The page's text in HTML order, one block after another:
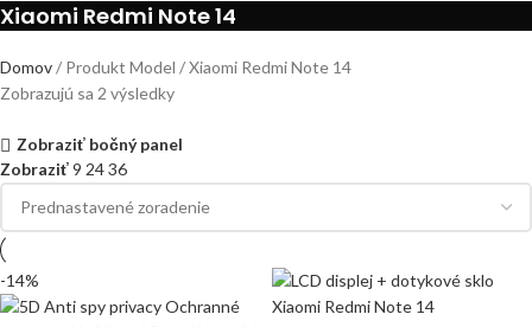
Xiaomi Redmi Note 14
Domov Produkt Model
Xiaomi Redmi Note 14
Zobrazujú sa 2 výsledky
Zobraziť bočný panel
Zobraziť9 2436
-14%